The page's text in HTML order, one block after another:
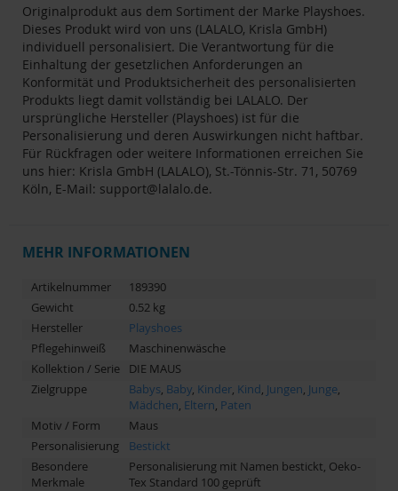
Originalprodukt aus dem Sortiment der Marke Playshoes.
Dieses Produkt wird von uns (LALALO, Krisla GmbH)
individuell personalisiert. Die Verantwortung für die
Einhaltung der gesetzlichen Anforderungen an
Konformität und Produktsicherheit des personalisierten
Produkts liegt damit vollständig bei LALALO. Der
ursprüngliche Hersteller (Playshoes) ist für die
Personalisierung und deren Auswirkungen nicht haftbar.
Für Rückfragen oder weitere Informationen erreichen Sie
uns hier: Krisla GmbH (LALALO), St.-Tönnis-Str. 71, 50769
Köln, E-Mail: support@lalalo.de.
MEHR INFORMATIONEN
Artikelnummer
189390
Gewicht
0.52 kg
Hersteller
Playshoes
Pflegehinweiß
Maschinenwäsche
Kollektion / Serie
DIE MAUS
Zielgruppe
Babys, Baby, Kinder, Kind, Jungen, Junge,
Mädchen, Eltern, Paten
Motiv / Form
Maus
Personalisierung
Bestickt
Besondere
Merkmale
Personalisierung mit Namen bestickt, Oeko-
Tex Standard 100 geprüft